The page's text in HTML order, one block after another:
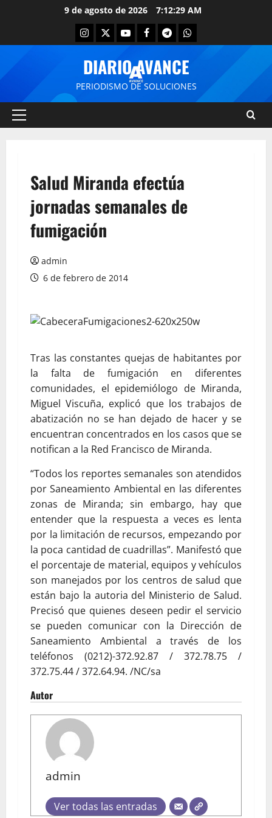
9 de agosto de 2026 7:12:29 AM
DIARIO AVANCE
PERIODISMO DE SOLUCIONES
Salud Miranda efectúa
jornadas semanales de
fumigación
admin
6 de febrero de 2014
Tras las constantes quejas de habitantes por
la falta de fumigación en diferentes
comunidades, el epidemiólogo de Miranda,
Miguel Viscuña, explicó que los trabajos de
abatización no se han dejado de hacer y se
encuentran concentrados en los casos que se
notifican a la Red Francisco de Miranda.
“Todos los reportes semanales son atendidos
por Saneamiento Ambiental en las diferentes
zonas de Miranda; sin embargo, hay que
entender que la respuesta a veces es lenta
por la limitación de recursos, empezando por
la poca cantidad de cuadrillas”. Manifestó que
el porcentaje de material, equipos y vehículos
son manejados por los centros de salud que
están bajo la autoria del Ministerio de Salud.
Precisó que quienes deseen pedir el servicio
se pueden comunicar con la Dirección de
Saneamiento Ambiental a través de los
teléfonos (0212)-372.92.87 / 372.78.75 /
372.75.44 / 372.64.94. /NC/sa
Autor
admin
Ver todas las entradas